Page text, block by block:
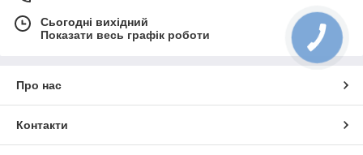
Сьогодні вихідний
Показати весь графік роботи
Про нас
Контакти